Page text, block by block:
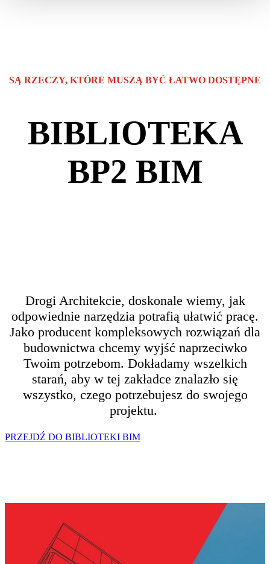
SĄ RZECZY, KTÓRE MUSZĄ BYĆ ŁATWO DOSTĘPNE
BIBLIOTEKA
BP2 BIM
Drogi Architekcie, doskonale wiemy, jak
odpowiednie narzędzia potrafią ułatwić pracę.
Jako producent kompleksowych rozwiązań dla
budownictwa chcemy wyjść naprzeciwko
Twoim potrzebom. Dokładamy wszelkich
starań, aby w tej zakładce znalazło się
wszystko, czego potrzebujesz do swojego
projektu.
PRZEJDŹ DO BIBLIOTEKI BIM